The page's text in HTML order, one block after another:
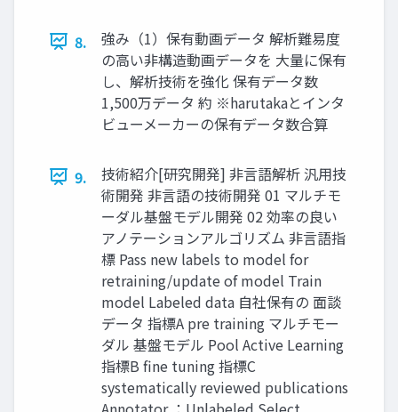
8.
強み（1）保有動画データ 解析難易度
の高い非構造動画データを 大量に保有
し、解析技術を強化 保有データ数
1,500万データ 約 ※harutakaとインタ
ビューメーカーの保有データ数合算
9.
技術紹介[研究開発] 非言語解析 汎用技
術開発 非言語の技術開発 01 マルチモ
ーダル基盤モデル開発 02 効率の良い
アノテーションアルゴリズム 非言語指
標 Pass new labels to model for
retraining/update of model Train
model Labeled data 自社保有の 面談
データ 指標A pre training マルチモー
ダル 基盤モデル Pool Active Learning
指標B fine tuning 指標C
systematically reviewed publications